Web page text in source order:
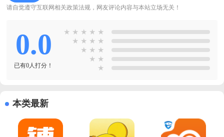
请自觉遵守互联网相关政策法规，网友评论内容与本站立场无关！
0.0
已有0人打分！
★ ★ ★ ★ ★
★ ★ ★ ★
★ ★ ★
★ ★
★
本类最新